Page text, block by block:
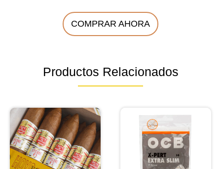
COMPRAR AHORA
Productos Relacionados